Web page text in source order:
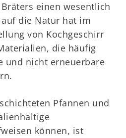
einen wesentlich
die Natur hat im
von Kochgeschirr
die häufig
und nicht erneuerbare
Pfannen und
können, ist